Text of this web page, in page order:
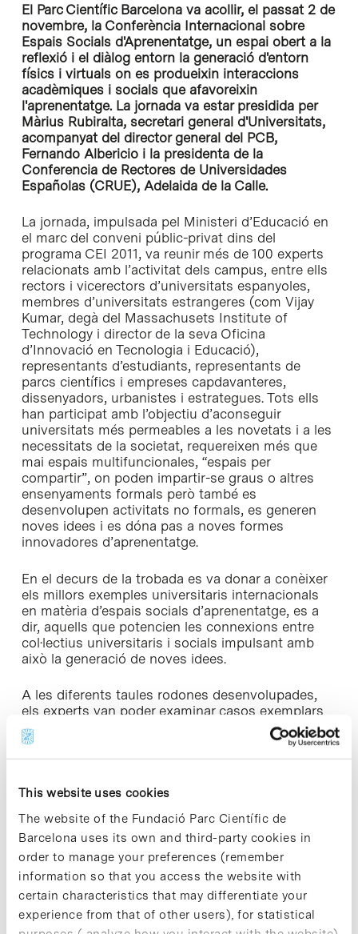
This website uses cookies
The website of the Fundació Parc Científic de
Barcelona uses its own and third-party cookies in
order to manage your preferences (remember
information so that you access the website with
certain characteristics that may differentiate your
experience from that of other users), for statistical
El Parc Científic Barcelona va acollir, el passat 2 de
novembre, la Conferència Internacional sobre
Espais Socials d'Aprenentatge, un espai obert a la
reflexió i el diàlog entorn la generació d'entorn
físics i virtuals on es produeixin interaccions
acadèmiques i socials que afavoreixin
l'aprenentatge. La jornada va estar presidida per
Màrius Rubiralta, secretari general d'Universitats,
acompanyat del director general del PCB,
Fernando Albericio i la presidenta de la
Conferencia de Rectores de Universidades
Españolas (CRUE), Adelaida de la Calle.
La jornada, impulsada pel Ministeri d’Educació en
el marc del conveni públic-privat dins del
programa CEI 2011, va reunir més de 100 experts
relacionats amb l’activitat dels campus, entre ells
rectors i vicerectors d’universitats espanyoles,
membres d’universitats estrangeres (com Vijay
Kumar, degà del Massachusets Institute of
Technology i director de la seva Oficina
d’Innovació en Tecnologia i Educació),
representants d’estudiants, representants de
parcs científics i empreses capdavanteres,
dissenyadors, urbanistes i estrategues. Tots ells
han participat amb l’objectiu d’aconseguir
universitats més permeables a les novetats i a les
necessitats de la societat, requereixen més que
mai espais multifuncionales, “espais per
compartir”, on poden impartir-se graus o altres
ensenyaments formals però també es
desenvolupen activitats no formals, es generen
noves idees i es dóna pas a noves formes
innovadores d’aprenentatge.
En el decurs de la trobada es va donar a conèixer
els millors exemples universitaris internacionals
en matèria d’espais socials d’aprenentatge, es a
dir, aquells que potencien les connexions entre
col·lectius universitaris i socials impulsant amb
això la generació de noves idees.
A les diferents taules rodones desenvolupades,
els experts van poder examinar casos exemplars
de transformació de llocs existents amb els quals
s’ha aconseguit tant fomentar les connexions
entre els col·lectius acadèmics com generar
professional i acadèmica.